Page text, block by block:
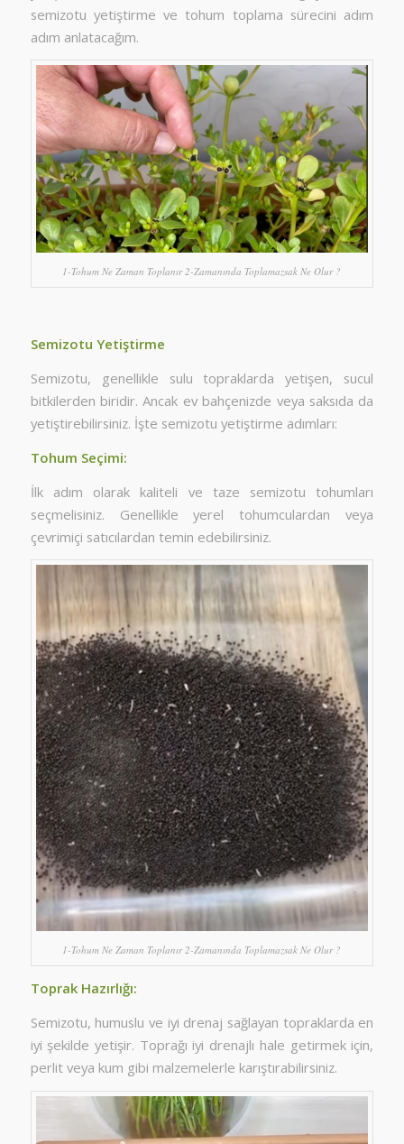
semizotu yetiştirme ve tohum toplama sürecini adım
adım anlatacağım.
1-Tohum Ne Zaman Toplanır 2-Zamanında Toplamazsak Ne Olur ?
Semizotu Yetiştirme
Semizotu, genellikle sulu topraklarda yetişen, sucul
bitkilerden biridir. Ancak ev bahçenizde veya saksıda da
yetiştirebilirsiniz. İşte semizotu yetiştirme adımları:
Tohum Seçimi:
İlk adım olarak kaliteli ve taze semizotu tohumları
seçmelisiniz. Genellikle yerel tohumculardan veya
çevrimiçi satıcılardan temin edebilirsiniz.
1-Tohum Ne Zaman Toplanır 2-Zamanında Toplamazsak Ne Olur ?
Toprak Hazırlığı:
Semizotu, humuslu ve iyi drenaj sağlayan topraklarda en
iyi şekilde yetişir. Toprağı iyi drenajlı hale getirmek için,
perlit veya kum gibi malzemelerle karıştırabilirsiniz.